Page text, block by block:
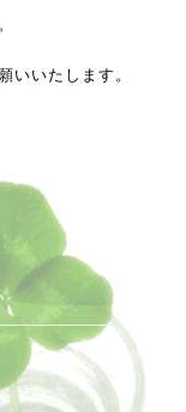
いいたします。